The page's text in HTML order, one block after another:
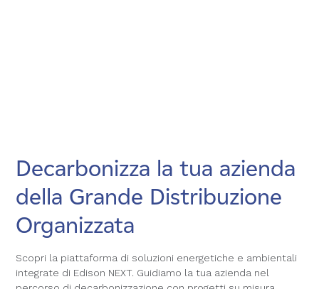
Decarbonizza la tua azienda
della Grande Distribuzione
Organizzata
Scopri la piattaforma di soluzioni energetiche e ambientali
integrate di Edison NEXT. Guidiamo la tua azienda nel
Decarbonizza la tua azienda
della Grande Distribuzione
Organizzata
Scopri la piattaforma di soluzioni energetiche e ambientali
integrate di Edison NEXT. Guidiamo la tua azienda nel
Decarbonizza la tua azienda
della Grande Distribuzione
Organizzata
Scopri la piattaforma di soluzioni energetiche e ambientali
integrate di Edison NEXT. Guidiamo la tua azienda nel